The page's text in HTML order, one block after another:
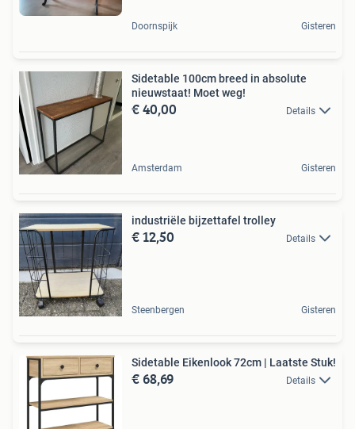
Doornspijk Gisteren
Sidetable 100cm breed in absolute
nieuwstaat! Moet weg!
€ 40,00 Details
Amsterdam Gisteren
industriële bijzettafel trolley
€ 12,50 Details
Steenbergen Gisteren
Sidetable Eikenlook 72cm | Laatste Stuk!
€ 68,69 Details